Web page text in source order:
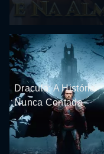
Dracula: A História
Nunca Contada